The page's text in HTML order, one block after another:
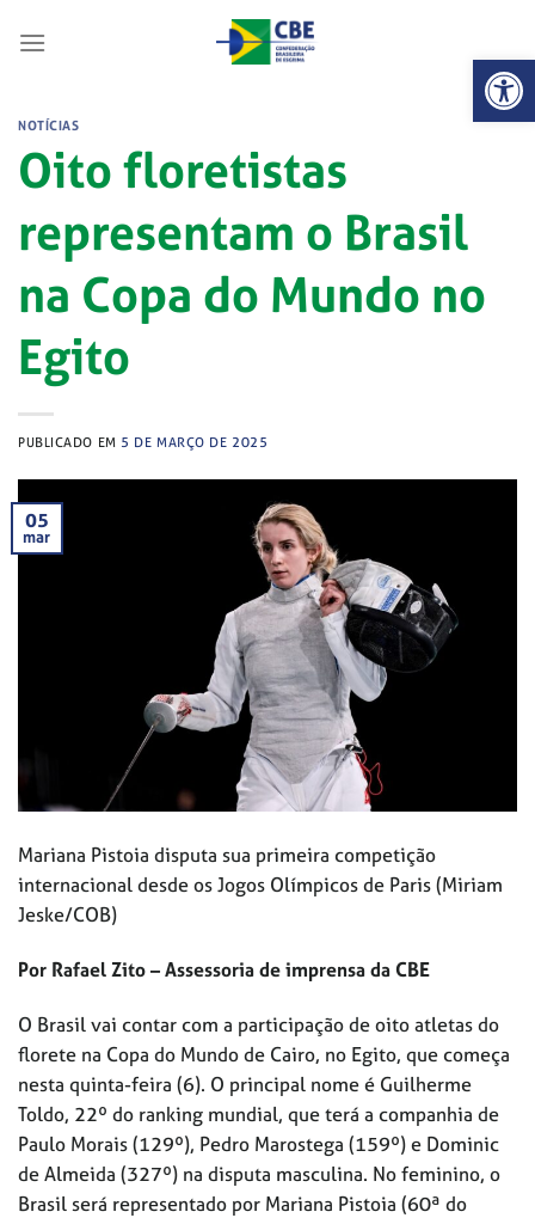
Abrir
NOTÍCIAS
Oito floretistas
representam o Brasil
na Copa do Mundo no
Egito
PUBLICADO EM 5 DE MARÇO DE 2025
05
mar
Mariana Pistoia disputa sua primeira competição
internacional desde os Jogos Olímpicos de Paris (Miriam
Jeske/COB)
Por Rafael Zito – Assessoria de imprensa da CBE
O Brasil vai contar com a participação de oito atletas do
florete na Copa do Mundo de Cairo, no Egito, que começa
nesta quinta-feira (6). O principal nome é Guilherme
Toldo, 22º do ranking mundial, que terá a companhia de
Paulo Morais (129º), Pedro Marostega (159º) e Dominic
de Almeida (327º) na disputa masculina. No feminino, o
Brasil será representado por Mariana Pistoia (60ª do